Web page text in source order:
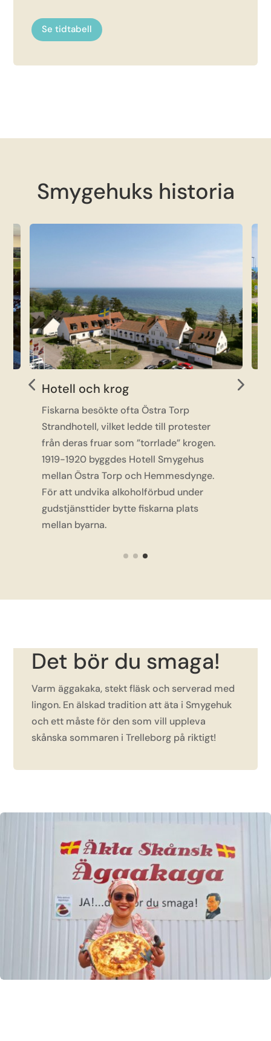
Se tidtabell
Smygehuks historia
Industri
Smygehamn var en gång centrum för
kalkindustri och fiske. På 1800-talet
exporterades kalk via hamnen, och
järnvägen fraktade både kalk och fisk.
Kalkindustrin minskade på 1900-talet,
men fisket växte.
Varm äggakaka, stekt fläsk och serverad med
lingon. En älskad tradition att äta i Smygehuk
och ett måste för den som vill uppleva
skånska sommaren i Trelleborg på riktigt!